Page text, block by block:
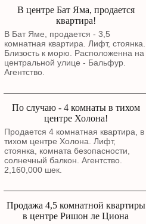
В центре Бат Яма, продается
квартира!
В Бат Яме, продается - 3,5
комнатная квартира. Лифт, стоянка.
Близость к морю. Расположенна на
центральной улице - Бальфур.
Агентство.
По случаю - 4 комнаты в тихом
центре Холона!
Продается 4 комнатная квартира, в
тихом центре Холона. Лифт,
стоянка, комната безопасности,
солнечный балкон. Агентство.
2,160,000 шек.
Продажа 4,5 комнатной квартиры
в центре Ришон ле Циона